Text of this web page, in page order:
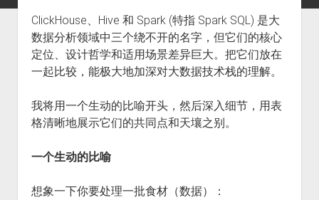
ClickHouse、Hive 和 Spark (特指 Spark SQL) 是大
数据分析领域中三个绕不开的名字，但它们的核心
定位、设计哲学和适用场景差异巨大。把它们放在
一起比较，能极大地加深对大数据技术栈的理解。
我将用一个生动的比喻开头，然后深入细节，用表
格清晰地展示它们的共同点和天壤之别。
一个生动的比喻
想象一下你要处理一批食材（数据）：